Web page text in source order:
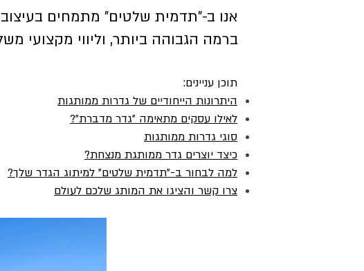
אנו ב-"תדמית שלטים" מתמחים
ברמה הגבוהה ביותר, וליווי מקצועי
תוכן עניינים:
היתרונות הייחודיים של גדרות ממותגות
לאילו עסקים מתאימה "גדר מדברת"?
סוגי גדרות ממותגות
כיצד יוצרים גדר ממותגת מנצחת?
למה לבחור ב-"תדמית שלטים" למיתוג הגדר שלך?
צרו קשר והציגו את המותג שלכם לעולם